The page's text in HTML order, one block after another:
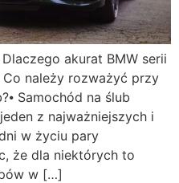
akurat BMW serii
należy rozważyć przy
Samochód na ślub
z najważniejszych i
w życiu pary
że dla niektórych to
w […]